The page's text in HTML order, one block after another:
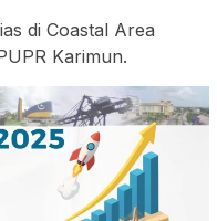
di Coastal Area
Karimun.